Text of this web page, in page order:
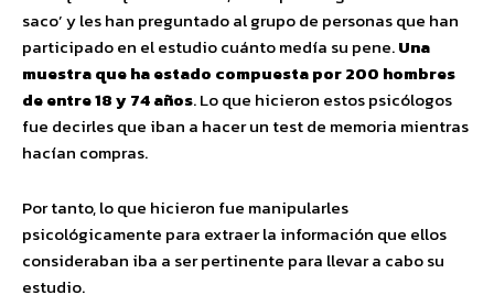
saco’ y les han preguntado al grupo de personas que han
participado en el estudio cuánto medía su pene.Una
muestra que ha estado compuesta por 200 hombres
de entre 18 y 74 años. Lo que hicieron estos psicólogos
fue decirles que iban a hacer un test de memoria mientras
hacían compras.
Por tanto, lo que hicieron fue manipularles
psicológicamente para extraer la información que ellos
consideraban iba a ser pertinente para llevar a cabo su
estudio.